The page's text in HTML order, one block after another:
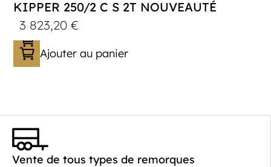
PTAC :
Poids à vide (kg) : 468
KIPPER 250/2 C S 2T NOUVEAUTÉ
3 823,20€
Ajouter au panier
Vente de tous types de remorques